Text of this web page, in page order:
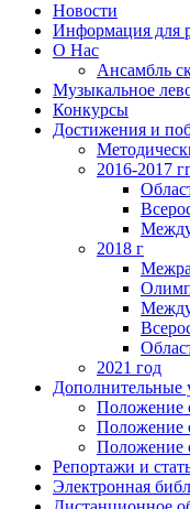
Новости
Информация для
О Нас
Ансамбль
Музыкальное
Конкурсы
Достижения и
2016-2017
2018 г
2021 год
Дополнительные
Положение
Положение
Положение
Репортажи и
Электронная